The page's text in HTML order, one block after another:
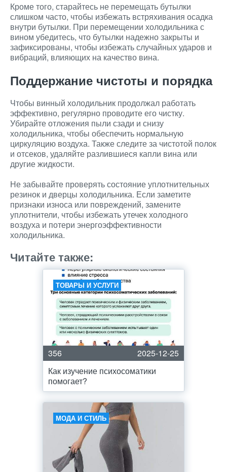
Кроме того, старайтесь не перемещать бутылки
слишком часто, чтобы избежать встряхивания осадка
внутри бутылки. При перемещении холодильника с
вином убедитесь, что бутылки надежно закрыты и
зафиксированы, чтобы избежать случайных ударов и
вибраций, влияющих на качество вина.
Поддержание чистоты и порядка
Чтобы винный холодильник продолжал работать
эффективно, регулярно проводите его чистку.
Убирайте отложения пыли сзади и снизу
холодильника, чтобы обеспечить нормальную
циркуляцию воздуха. Также следите за чистотой полок
и отсеков, удаляйте разлившиеся капли вина или
другие жидкости.
Не забывайте проверять состояние уплотнительных
резинок и дверцы холодильника. Если заметите
признаки износа или повреждений, замените
уплотнители, чтобы избежать утечек холодного
воздуха и потери энергоэффективности
холодильника.
Читайте также:
ТОВАРЫ И УСЛУГИ
356
2025-12-25
Как изучение психосоматики
помогает?
МОДА И СТИЛЬ